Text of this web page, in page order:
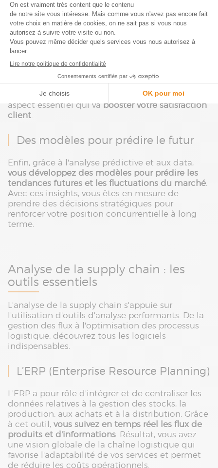
Une planification plus proche des
besoins de clients
Grâce à l'exploitation des données historiques et
en temps réel de votre chaîne
d'approvisionnement, vous ajustez votre
production et votre distribution pour répondre le
plus précisément à la demande du marché. Un
aspect essentiel qui va booster votre satisfaction
client.
Des modèles pour prédire le futur
Enfin, grâce à l'analyse prédictive et aux data,
vous développez des modèles pour prédire les
tendances futures et les fluctuations du marché.
Avec ces insights, vous êtes en mesure de
prendre des décisions stratégiques pour
renforcer votre position concurrentielle à long
terme.
Analyse de la supply chain : les
outils essentiels
L'analyse de la supply chain s'appuie sur
l'utilisation d'outils d'analyse performants. De la
gestion des flux à l'optimisation des processus
logistique, découvrez tous les logiciels
indispensables.
L’ERP (Enterprise Resource Planning)
L'ERP a pour rôle d'intégrer et de centraliser les
données relatives à la gestion des stocks, la
production, aux achats et à la distribution. Grâce
à cet outil, vous suivez en temps réel les flux de
produits et d'informations. Résultat, vous avez
une vision globale de la chaîne logistique qui
favorise l'adaptabilité de vos services et permet
de réduire les coûts opérationnels.